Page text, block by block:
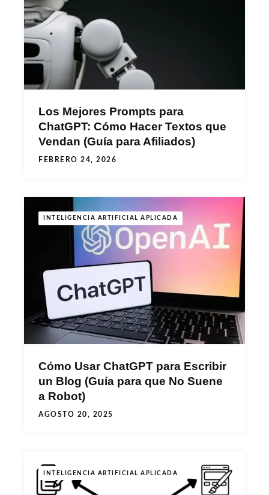
Los Mejores Prompts para
ChatGPT: Cómo Hacer Textos que
Vendan (Guía para Afiliados)
FEBRERO 24, 2026
INTELIGENCIA ARTIFICIAL APLICADA
Cómo Usar ChatGPT para Escribir
un Blog (Guía para que No Suene
a Robot)
AGOSTO 20, 2025
INTELIGENCIA ARTIFICIAL APLICADA